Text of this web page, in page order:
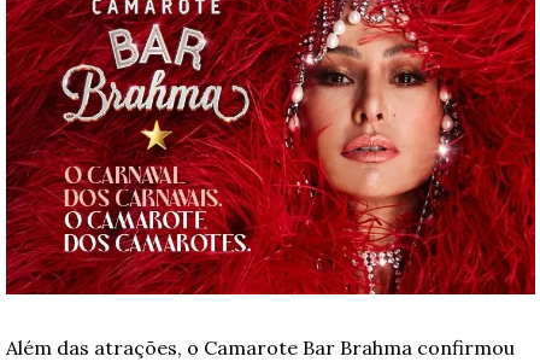
Além das atrações, o Camarote Bar Brahma confirmou